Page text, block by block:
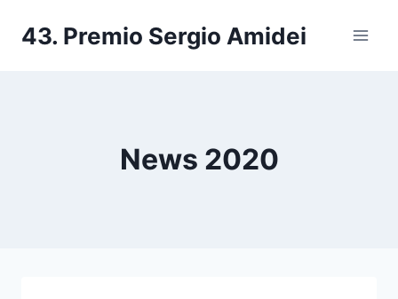
43. Premio Sergio Amidei
News 2020